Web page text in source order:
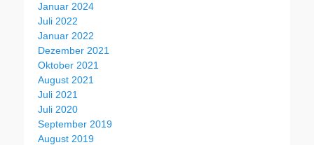
Januar 2024
Juli 2022
Januar 2022
Dezember 2021
Oktober 2021
August 2021
Juli 2021
Juli 2020
September 2019
August 2019